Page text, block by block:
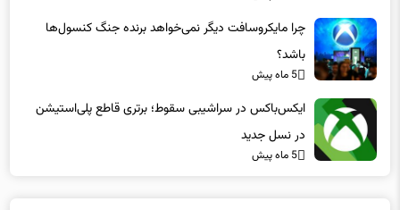
5 ماه پیش
چرا مایکروسافت دیگر نمی‌خواهد برنده جنگ کنسول‌ها
باشد؟
5 ماه پیش
ایکس‌باکس در سراشیبی سقوط؛ برتری قاطع پلی‌استیشن
در نسل جدید